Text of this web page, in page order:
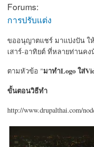
Forums:
การปรับแต่ง
ขออนุญาตแชร์ มาแบ่งปัน ใ
เสาร์-อาทิยต์ ที่หลายท่านคง
ตามหัวข้อ "มาทำLogo ใส่
ขั้นตอนวิธีทำ
http://www.drupalthai.com/